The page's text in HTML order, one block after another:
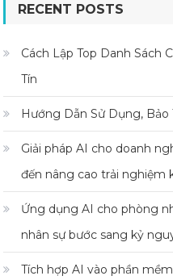
RECENT POSTS
Cách Lập Top Danh Sách
Tín
Hướng Dẫn Sử Dụng, Bảo
Giải pháp AI cho doanh
đến nâng cao trải nghiệm
Ứng dụng AI cho phòng
nhân sự bước sang kỷ
Tích hợp AI vào phần